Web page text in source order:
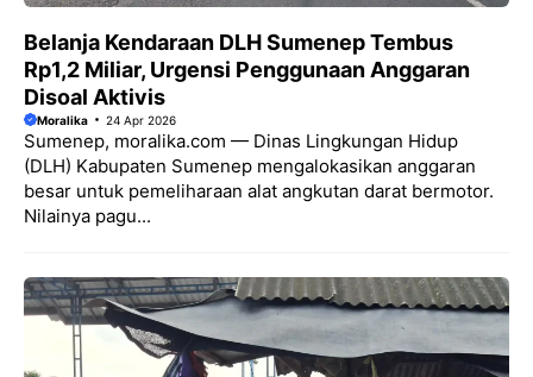
Belanja Kendaraan DLH Sumenep Tembus
Rp1,2 Miliar, Urgensi Penggunaan Anggaran
Disoal Aktivis
Moralika 24 Apr 2026
Sumenep, moralika.com — Dinas Lingkungan Hidup
(DLH) Kabupaten Sumenep mengalokasikan anggaran
besar untuk pemeliharaan alat angkutan darat bermotor.
Nilainya pagu...